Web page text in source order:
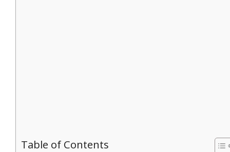
Table of Contents